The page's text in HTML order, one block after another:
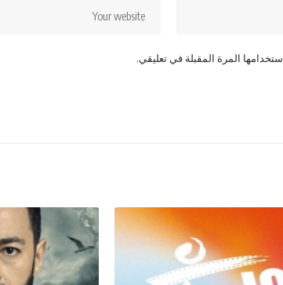
المرة المقبلة في تعليقي.